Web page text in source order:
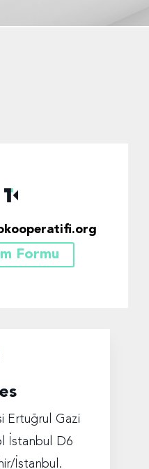
Formu
Ertuğrul Gazi
İstanbul D6
İstanbul.